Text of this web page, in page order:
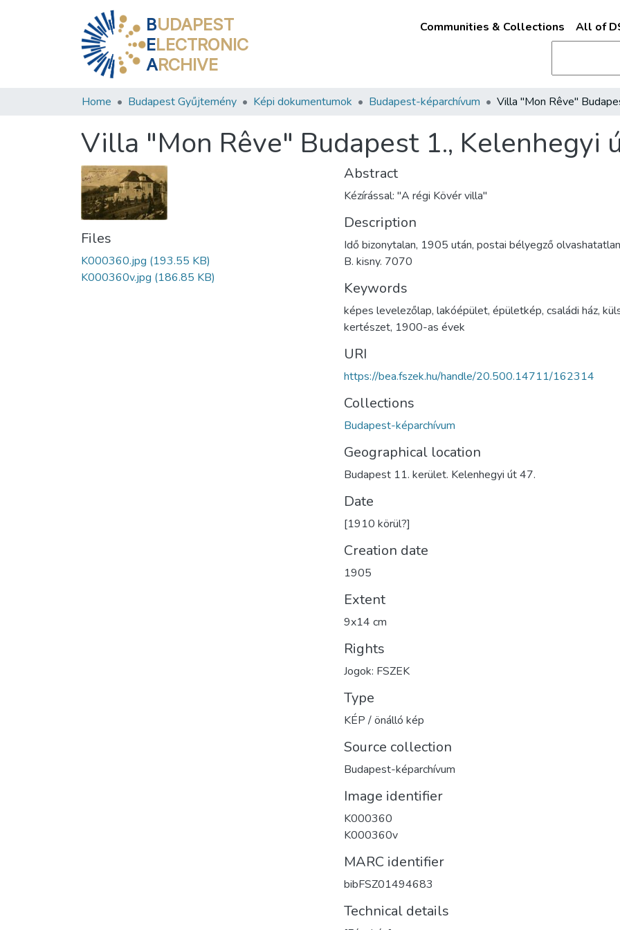
BUDAPEST
ELECTRONIC
ARCHIVE
Communities & Collections All of
Home Budapest Gyűjtemény Képi dokumentumok Budapest-képarchívum
Villa "Mon Rêve" Budapest 1., Kelenhegyi
Files
K000360.jpg (193.55 KB)
K000360v.jpg (186.85 KB)
Abstract
Kézírással: "A régi Kövér villa"
Description
Idő bizonytalan, 1905 után, postai bélyegző olvashatatlan
B. kisny. 7070
Keywords
képes levelezőlap, lakóépület, épületkép, családi ház,
kertészet, 1900-as évek
URI
https://bea.fszek.hu/handle/20.500.14711/162314
Collections
Budapest-képarchívum
Geographical location
Budapest 11. kerület. Kelenhegyi út 47.
Date
[1910 körül?]
Creation date
1905
Extent
9x14 cm
Rights
Jogok: FSZEK
Type
KÉP / önálló kép
Source collection
Budapest-képarchívum
Image identifier
K000360
K000360v
MARC identifier
bibFSZ01494683
Technical details